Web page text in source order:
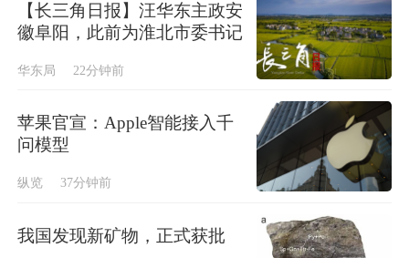
【长三角日报】汪华东主政安
徽阜阳，此前为淮北市委书记
华东局 22分钟前
苹果官宣：Apple智能接入千
问模型
纵览 37分钟前
我国发现新矿物，正式获批